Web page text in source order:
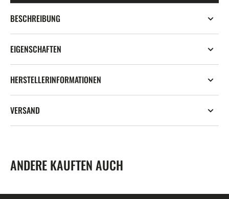
BESCHREIBUNG
EIGENSCHAFTEN
HERSTELLERINFORMATIONEN
VERSAND
ANDERE KAUFTEN AUCH